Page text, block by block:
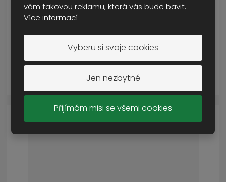
vám takovou reklamu, která vás bude bavit.
Více informací
Vyberu si svoje cookies
Jen nezbytné
Přijímám misi se všemi cookies
KOUPIT
SKLADEM VÍCE NEŽ 5 KS